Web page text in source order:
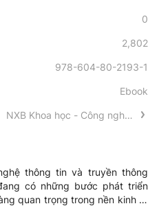
0
2,802
978-604-80-2193-1
Ebook
NXB Khoa học - Công nghệ -
thông tin và truyền thông
có những bước phát triển
quan trọng trong nền kinh tế